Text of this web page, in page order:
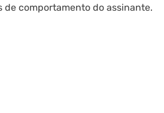
comportamento do assinante.